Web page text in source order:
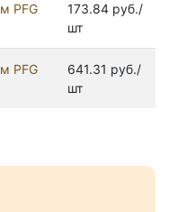
PFG
173.84 руб./
шт
PFG
641.31 руб./
шт